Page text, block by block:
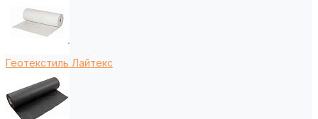
Геотекстиль Лайтекс